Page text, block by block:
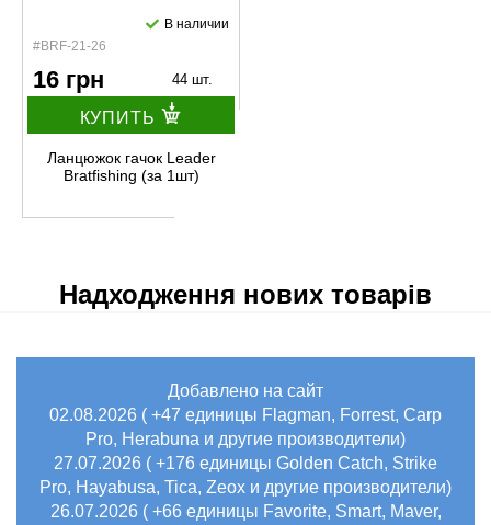
#BRF-21-26
В наличии
16 грн 44 шт.
КУПИТЬ
Ланцюжок гачок Leader
Bratfishing (за 1шт)
Надходження нових товарів
Добавлено на сайт
02.08.2026 ( +47 единицы Flagman, Forrest, Carp
Pro, Herabuna и другие производители)
27.07.2026 ( +176 единицы Golden Catch, Strike
Pro, Hayabusa, Tica, Zeox и другие производители)
26.07.2026 ( +66 единицы Favorite, Smart, Maver,